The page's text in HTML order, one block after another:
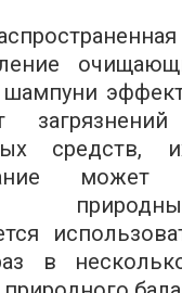
шампуни
средств,
в